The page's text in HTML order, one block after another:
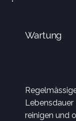
Wartung
Lebensdauer
reinigen und